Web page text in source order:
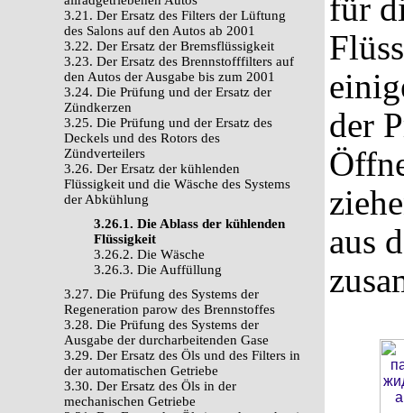
3.21. Der Ersatz des Filters der Lüftung
des Salons auf den Autos ab 2001
3.22. Der Ersatz der Bremsflüssigkeit
3.23. Der Ersatz des Brennstofffilters auf
den Autos der Ausgabe bis zum 2001
3.24. Die Prüfung und der Ersatz der
Zündkerzen
3.25. Die Prüfung und der Ersatz des
Deckels und des Rotors des
Zündverteilers
3.26. Der Ersatz der kühlenden
Flüssigkeit und die Wäsche des Systems
der Abkühlung
3.26.1. Die Ablass der kühlenden
Flüssigkeit
3.26.2. Die Wäsche
3.26.3. Die Auffüllung
3.27. Die Prüfung des Systems der
Regeneration parow des Brennstoffes
3.28. Die Prüfung des Systems der
Ausgabe der durcharbeitenden Gase
3.29. Der Ersatz des Öls und des Filters in
der automatischen Getriebe
3.30. Der Ersatz des Öls in der
mechanischen Getriebe
für
der
aus